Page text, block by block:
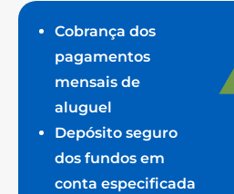
Cobrança dos
pagamentos
mensais de
aluguel
Depósito seguro
dos fundos em
conta especificada